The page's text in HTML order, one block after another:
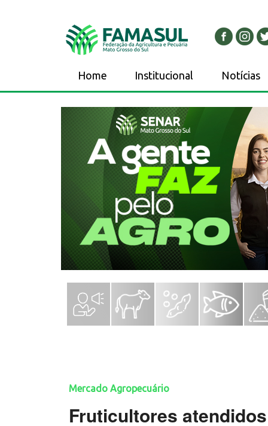
Home Institucional Notícias
Mercado Agropecuário
Fruticultores